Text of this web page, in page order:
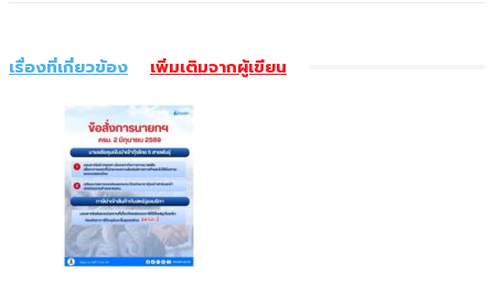
เรื่องที่เกี่ยวข้อง เพิ่มเติมจากผู้เขียน